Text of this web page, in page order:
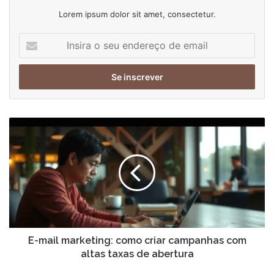
Lorem ipsum dolor sit amet, consectetur.
seu
de
mail
marketing:
como
criar
campanhas
com
altas
taxas
E-mail marketing: como criar campanhas com
altas taxas de abertura